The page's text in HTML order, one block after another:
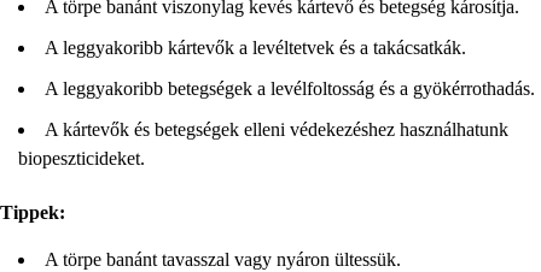
A törpe banánt viszonylag kevés kártevő és betegség károsítja.
A leggyakoribb kártevők a levéltetvek és a takácsatkák.
A leggyakoribb betegségek a levélfoltosság és a gyökérrothadás.
A kártevők és betegségek elleni védekezéshez használhatunk
biopeszticideket.
Tippek:
A törpe banánt tavasszal vagy nyáron ültessük.